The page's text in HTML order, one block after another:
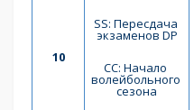
10
SS: Пересдача
экзаменов DP
СС: Начало
волейбольного
сезона